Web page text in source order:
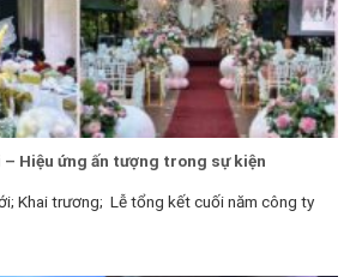
Hiệu ứng ấn tượng trong sự kiện
Khai trương; Lễ tổng kết cuối năm công ty